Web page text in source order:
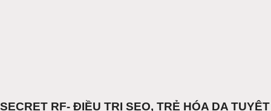
SECRET RF- ĐIỀU TRỊ SẸO, TRẺ HÓA DA TUYỆT